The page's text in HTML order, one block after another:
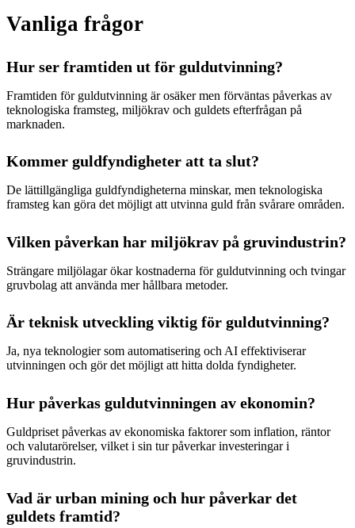
Vanliga frågor
Hur ser framtiden ut för guldutvinning?
Framtiden för guldutvinning är osäker men förväntas påverkas av
teknologiska framsteg, miljökrav och guldets efterfrågan på
marknaden.
Kommer guldfyndigheter att ta slut?
De lättillgängliga guldfyndigheterna minskar, men teknologiska
framsteg kan göra det möjligt att utvinna guld från svårare områden.
Vilken påverkan har miljökrav på gruvindustrin?
Strängare miljölagar ökar kostnaderna för guldutvinning och tvingar
gruvbolag att använda mer hållbara metoder.
Är teknisk utveckling viktig för guldutvinning?
Ja, nya teknologier som automatisering och AI effektiviserar
utvinningen och gör det möjligt att hitta dolda fyndigheter.
Hur påverkas guldutvinningen av ekonomin?
Guldpriset påverkas av ekonomiska faktorer som inflation, räntor
och valutarörelser, vilket i sin tur påverkar investeringar i
gruvindustrin.
Vad är urban mining och hur påverkar det
guldets framtid?